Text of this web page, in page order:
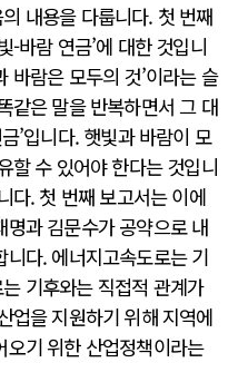
내용을 다룹니다. 첫 번째
-바람 연금’에 대한 것입니
바람은 모두의 것’이라는 슬
같은 말을 반복하면서 그 대
’입니다. 햇빛과 바람이 모
할 수 있어야 한다는 것입니
다. 첫 번째 보고서는 이에
과 김문수가 공약으로 내
니다. 에너지고속도로는 기
기후와는 직접적 관계가
업을 지원하기 위해 지역에
기 위한 산업정책이라는